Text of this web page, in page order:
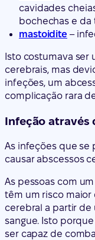
cavidades
bochechas e da
mastoidite –
Isto costumava ser
cerebrais, mas
infeções, um
complicação rara
Infeção através
As infeções que se
causar abscessos
As pessoas com
têm um risco
cerebral a partir
sangue. Isto
ser capaz de